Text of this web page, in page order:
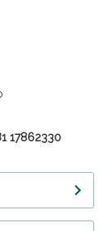
17862330